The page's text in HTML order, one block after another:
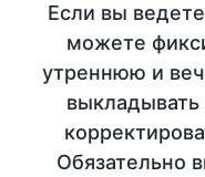
Если вы
можете
утреннюю и
Обязательно